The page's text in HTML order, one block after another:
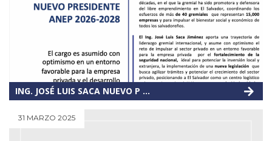
ING. JOSÉ LUIS SACA NUEVO P ...
31 MARZO 2025